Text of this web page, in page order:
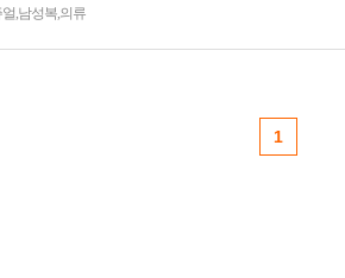
,남성복,의류
1